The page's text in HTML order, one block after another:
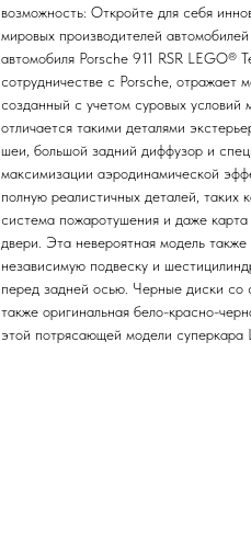
возможность: Откройте для себя
мировых производителей
автомобиля Porsche 911 RSR LEGO®
сотрудничестве с Porsche, отражает
созданный с учетом суровых
отличается такими деталями
шеи, большой задний диффузор и
максимизации аэродинамической
полную реалистичных деталей, таких
система пожаротушения и даже
двери. Эта невероятная модель
независимую подвеску и
перед задней осью. Черные диски со
также оригинальная бело-красно-
этой потрясающей модели суперкара